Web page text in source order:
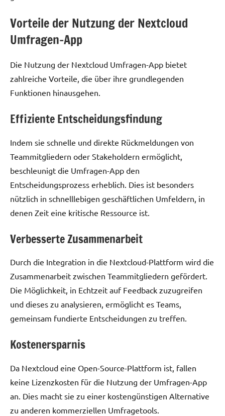
Vorteile der Nutzung der Nextcloud
Umfragen-App
Die Nutzung der Nextcloud Umfragen-App bietet
zahlreiche Vorteile, die über ihre grundlegenden
Funktionen hinausgehen.
Effiziente Entscheidungsfindung
Indem sie schnelle und direkte Rückmeldungen von
Teammitgliedern oder Stakeholdern ermöglicht,
beschleunigt die Umfragen-App den
Entscheidungsprozess erheblich. Dies ist besonders
nützlich in schnelllebigen geschäftlichen Umfeldern, in
denen Zeit eine kritische Ressource ist.
Verbesserte Zusammenarbeit
Durch die Integration in die Nextcloud-Plattform wird die
Zusammenarbeit zwischen Teammitgliedern gefördert.
Die Möglichkeit, in Echtzeit auf Feedback zuzugreifen
und dieses zu analysieren, ermöglicht es Teams,
gemeinsam fundierte Entscheidungen zu treffen.
Kostenersparnis
Da Nextcloud eine Open-Source-Plattform ist, fallen
keine Lizenzkosten für die Nutzung der Umfragen-App
an. Dies macht sie zu einer kostengünstigen Alternative
zu anderen kommerziellen Umfragetools.